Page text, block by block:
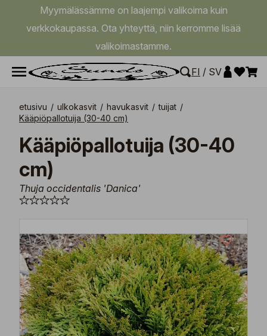
Myymälässämme on laajempi valikoima kuin
verkkokaupassa. Ota yhteyttä, niin kerromme lisää
valikoimastamme.
FI / SV
etusivu / ulkokasvit / havukasvit / tuijat /
Kääpiöpallotuija (30-40 cm)
Kääpiöpallotuija (30-40
cm)
Thuja occidentalis 'Danica'